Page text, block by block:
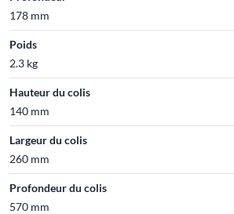
178 mm
Poids
2.3 kg
Hauteur du colis
140 mm
Largeur du colis
260 mm
Profondeur du colis
570 mm